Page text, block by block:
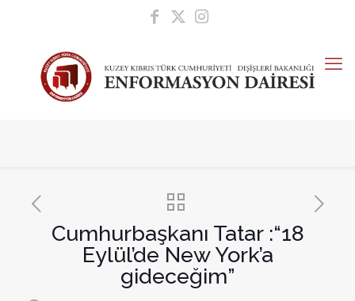
Cumhurbaşkanı Tatar :“18
Eylül’de New York’a
gideceğim”